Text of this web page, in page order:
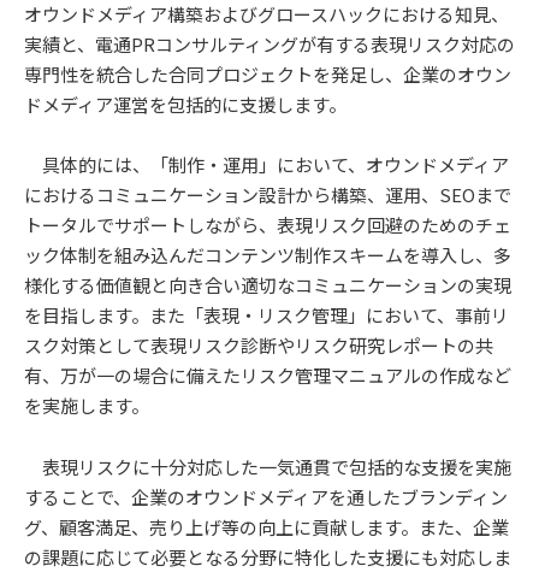
オウンドメディア構築およびグロースハックにおける知見、
実績と、電通PRコンサルティングが有する表現リスク対応の
専門性を統合した合同プロジェクトを発足し、企業のオウン
ドメディア運営を包括的に支援します。
具体的には、「制作・運用」において、オウンドメディア
におけるコミュニケーション設計から構築、運用、SEOまで
トータルでサポートしながら、表現リスク回避のためのチェ
ック体制を組み込んだコンテンツ制作スキームを導入し、多
様化する価値観と向き合い適切なコミュニケーションの実現
を目指します。また「表現・リスク管理」において、事前リ
スク対策として表現リスク診断やリスク研究レポートの共
有、万が一の場合に備えたリスク管理マニュアルの作成など
を実施します。
表現リスクに十分対応した一気通貫で包括的な支援を実施
することで、企業のオウンドメディアを通したブランディン
グ、顧客満足、売り上げ等の向上に貢献します。また、企業
の課題に応じて必要となる分野に特化した支援にも対応しま